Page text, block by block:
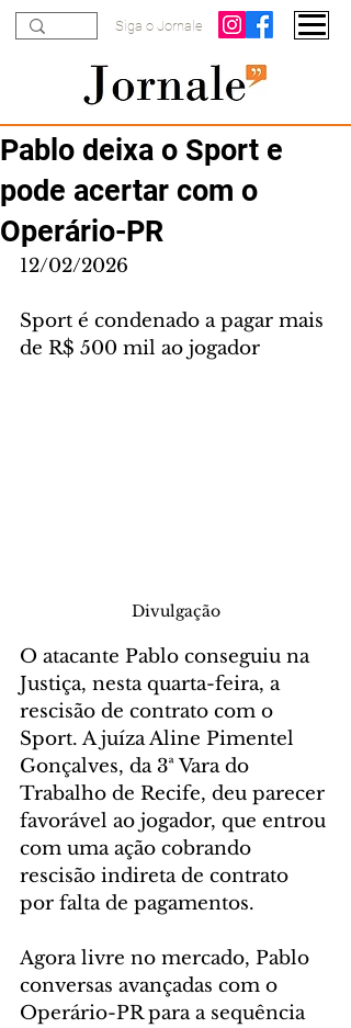
Siga o Jornale
Pablo deixa o Sport e
pode acertar com o
Operário-PR
12/02/2026
Sport é condenado a pagar mais
de R$ 500 mil ao jogador
Divulgação
O atacante Pablo conseguiu na
Justiça, nesta quarta-feira, a
rescisão de contrato com o
Sport. A juíza Aline Pimentel
Gonçalves, da 3ª Vara do
Trabalho de Recife, deu parecer
favorável ao jogador, que entrou
com uma ação cobrando
rescisão indireta de contrato
por falta de pagamentos.
Agora livre no mercado, Pablo
conversas avançadas com o
Operário-PR para a sequência